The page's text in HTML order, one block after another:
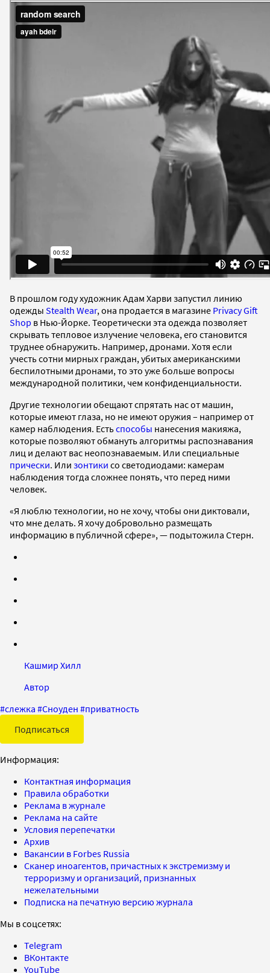
В прошлом году художник Адам Харви запустил линию
одежды Stealth Wear, она продается в магазине Privacy Gift
Shop в Нью-Йорке. Теоретически эта одежда позволяет
скрывать тепловое излучение человека, его становится
труднее обнаружить. Например, дронами. Хотя если
учесть сотни мирных граждан, убитых американскими
беспилотными дронами, то это уже больше вопросы
международной политики, чем конфиденциальности.
Другие технологии обещают спрятать нас от машин,
которые имеют глаза, но не имеют оружия – например от
камер наблюдения. Естьспособы нанесения макияжа,
которые позволяют обмануть алгоритмы распознавания
лиц и делают вас неопознаваемым. Или специальные
прически. Или зонтики со светодиодами: камерам
наблюдения тогда сложнее понять, что перед ними
человек.
«Я люблю технологии, но не хочу, чтобы они диктовали,
что мне делать. Я хочу добровольно размещать
информацию в публичной сфере», — подытожила Стерн.
Кашмир Хилл
Автор
#слежка #Сноуден #приватность
Подписаться
Информация:
Контактная информация
Правила обработки
Реклама в журнале
Реклама на сайте
Условия перепечатки
Архив
Вакансии в Forbes Russia
Сканер иноагентов, причастных к экстремизму и
терроризму и организаций, признанных
нежелательными
Подписка на печатную версию журнала
Мы в соцсетях:
Telegram
ВКонтакте
YouTube